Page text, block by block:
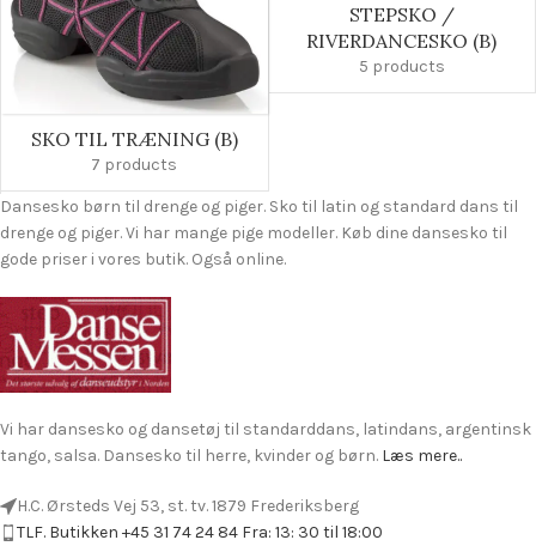
STEPSKO /
RIVERDANCESKO (B)
5 products
SKO TIL TRÆNING (B)
7 products
Dansesko børn til drenge og piger. Sko til latin og standard dans til
drenge og piger. Vi har mange pige modeller. Køb dine dansesko til
gode priser i vores butik. Også online.
Vi har dansesko og dansetøj til standarddans, latindans, argentinsk
tango, salsa. Dansesko til herre, kvinder og børn. Læs mere..
H.C. Ørsteds Vej 53, st. tv. 1879 Frederiksberg
TLF. Butikken +45 31 74 24 84 Fra: 13: 30 til 18:00